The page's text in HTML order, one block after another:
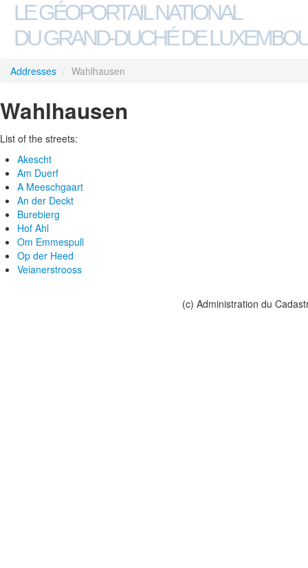
LE GÉOPORTAIL NATIONAL
DU GRAND-DUCHÉ DE
Addresses / Wahlhausen
Wahlhausen
List of the streets:
Akescht
Am Duerf
A Meeschgaart
An der Deckt
Burebierg
Hof Ahl
Om Emmespull
Op der Heed
Veianerstrooss
(c) Administration du